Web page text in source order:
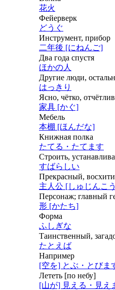
花火
Фейерверк
どうぐ
Инструмент, прибор
二年後 [にねんご]
Два года спустя
ほかの人
Другие люди,
はっきり
Ясно, чётко,
家具 [かぐ]
Мебель
本棚 [ほんだな]
Книжная полка
たてる・たてます
Строить,
すばらしい
Прекрасный,
主人公 [しゅじんこ
Персонаж; главный
形 [かたち]
Форма
ふしぎな
Таинственный,
たとえば
Например
[空を] とぶ・とびま
Лететь [по небу]
[山が] 見える・見え